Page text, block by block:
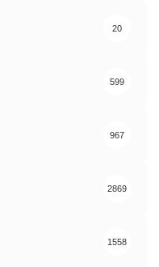
20
599
967
2869
1558